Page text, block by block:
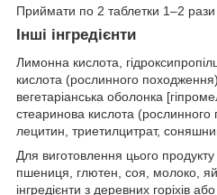
Приймати по 2 таблетки 1–2 рази
Інші інгредієнти
Лимонна кислота,
кислота (рослинного
вегетаріанська оболонка
стеаринова кислота
лецитин, триетилцитрат,
Для виготовлення цього
пшениця, глютен, соя, молоко,
інгредієнти з деревних горіхів